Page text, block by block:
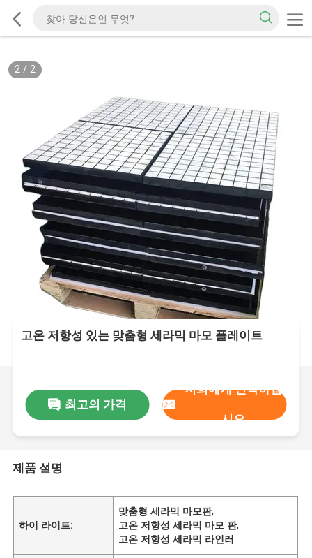
2/ 2
고온 저항성 있는 맞춤형 세라믹 마모 플레이트
최고의 가격
저희에게 연락하십
시오
제품 설명
하이 라이트:
맞춤형 세라믹 마모판,
고온 저항성 세라믹 마모 판,
고온 저항성 세라믹 라인러